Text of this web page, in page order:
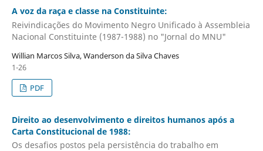
A voz da raça e classe na Constituinte:
Reivindicações do Movimento Negro Unificado à Assembleia
Nacional Constituinte (1987-1988) no "Jornal do MNU"
Willian Marcos Silva, Wanderson da Silva Chaves
1-26
PDF
Direito ao desenvolvimento e direitos humanos após a
Carta Constitucional de 1988:
Os desafios postos pela persistência do trabalho em